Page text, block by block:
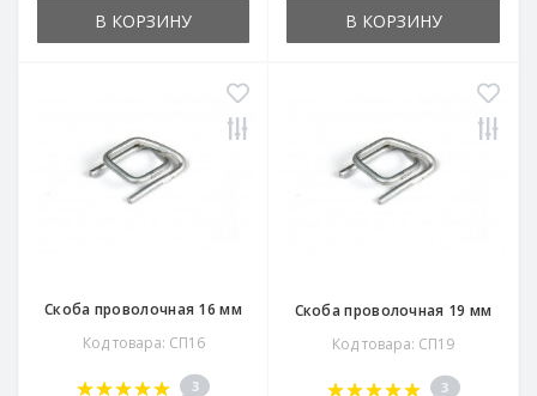
В КОРЗИНУ В КОРЗИНУ
Скоба проволочная 16 мм
Код товара: СП16
3
Скоба проволочная 19 мм
Код товара: СП19
3